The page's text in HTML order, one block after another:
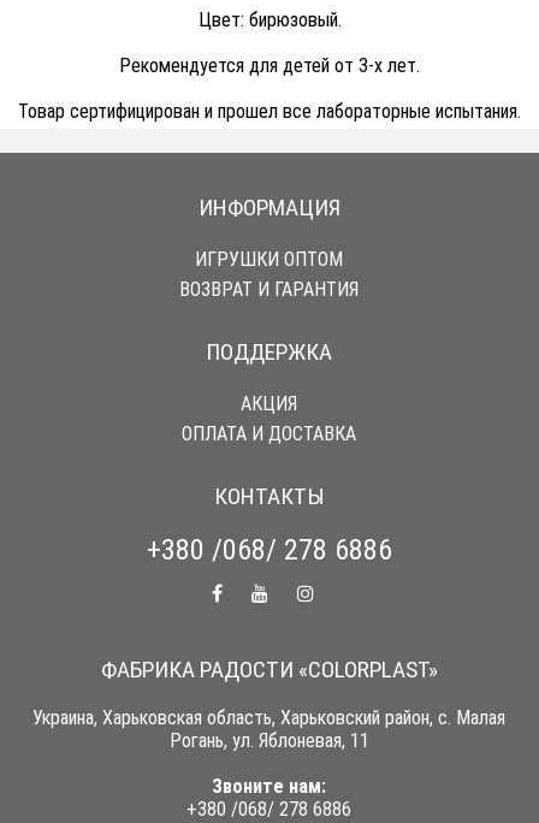
Цвет: бирюзовый.
Рекомендуется для детей от 3-х лет.
Товар сертифицирован и прошел все лабораторные испытания.
ИНФОРМАЦИЯ
ИГРУШКИ ОПТОМ
ВОЗВРАТ И ГАРАНТИЯ
ПОДДЕРЖКА
АКЦИЯ
ОПЛАТА И ДОСТАВКА
КОНТАКТЫ
+380 /068/ 278 6886
ФАБРИКА РАДОСТИ «COLORPLAST»
Украина, Харьковская область, Харьковский район, с. Малая
Рогань, ул. Яблоневая, 11
Звоните нам:
+380 /068/ 278 6886